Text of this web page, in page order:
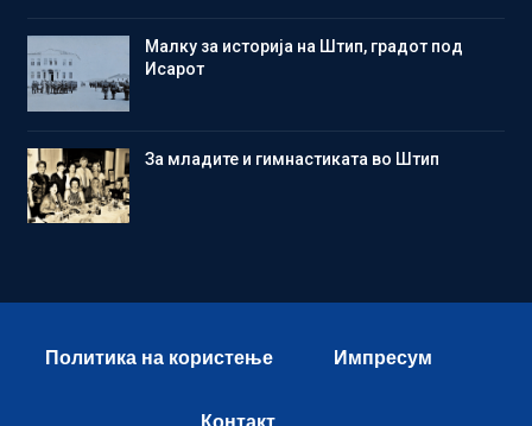
Малку за историја на Штип, градот под
Исарот
Зa младите и гимнастиката во Штип
Политика на користење Импресум